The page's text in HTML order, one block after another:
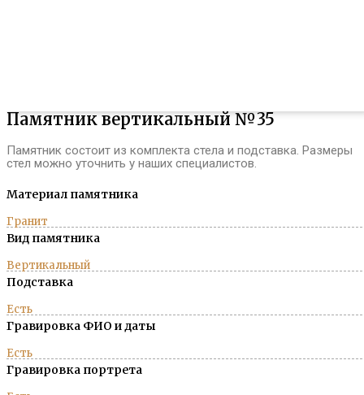
Памятник вертикальный №35
Памятник состоит из комплекта стела и подставка. Размеры
стел можно уточнить у наших специалистов.
Материал памятника
Гранит
Вид памятника
Вертикальный
Подставка
Есть
Гравировка ФИО и даты
Есть
Гравировка портрета